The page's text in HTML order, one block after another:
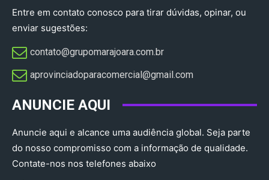
Entre em contato conosco para tirar dúvidas, opinar, ou
enviar sugestões:
contato@grupomarajoara.com.br
aprovinciadoparacomercial@gmail.com​
ANUNCIE AQUI
Anuncie aqui e alcance uma audiência global. Seja parte
do nosso compromisso com a informação de qualidade.
Contate-nos nos telefones abaixo